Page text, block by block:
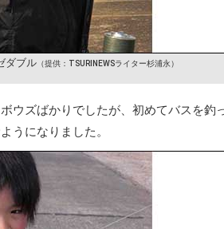
ダブル （提供：TSURINEWSライター杉浦永）
ウズばかりでしたが、初めてバスを釣
うになりました。